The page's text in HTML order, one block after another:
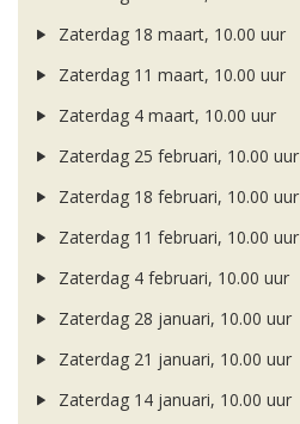
Zaterdag 18 maart, 10.00 uur
Zaterdag 11 maart, 10.00 uur
Zaterdag 4 maart, 10.00 uur
Zaterdag 25 februari, 10.00 uur
Zaterdag 18 februari, 10.00 uur
Zaterdag 11 februari, 10.00 uur
Zaterdag 4 februari, 10.00 uur
Zaterdag 28 januari, 10.00 uur
Zaterdag 21 januari, 10.00 uur
Zaterdag 14 januari, 10.00 uur